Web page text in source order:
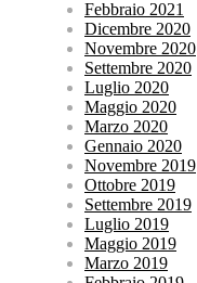
Febbraio 2021
Dicembre 2020
Novembre 2020
Settembre 2020
Luglio 2020
Maggio 2020
Marzo 2020
Gennaio 2020
Novembre 2019
Ottobre 2019
Settembre 2019
Luglio 2019
Maggio 2019
Marzo 2019